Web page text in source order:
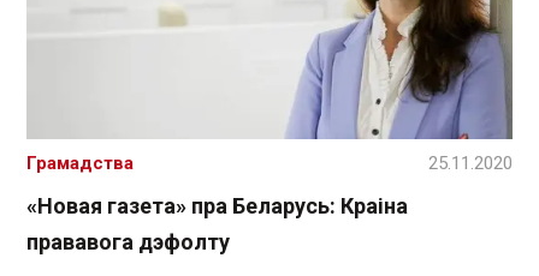
«Новая газета» пра Беларусь: Краіна
прававога дэфолту
Грамадства 25.11.2020